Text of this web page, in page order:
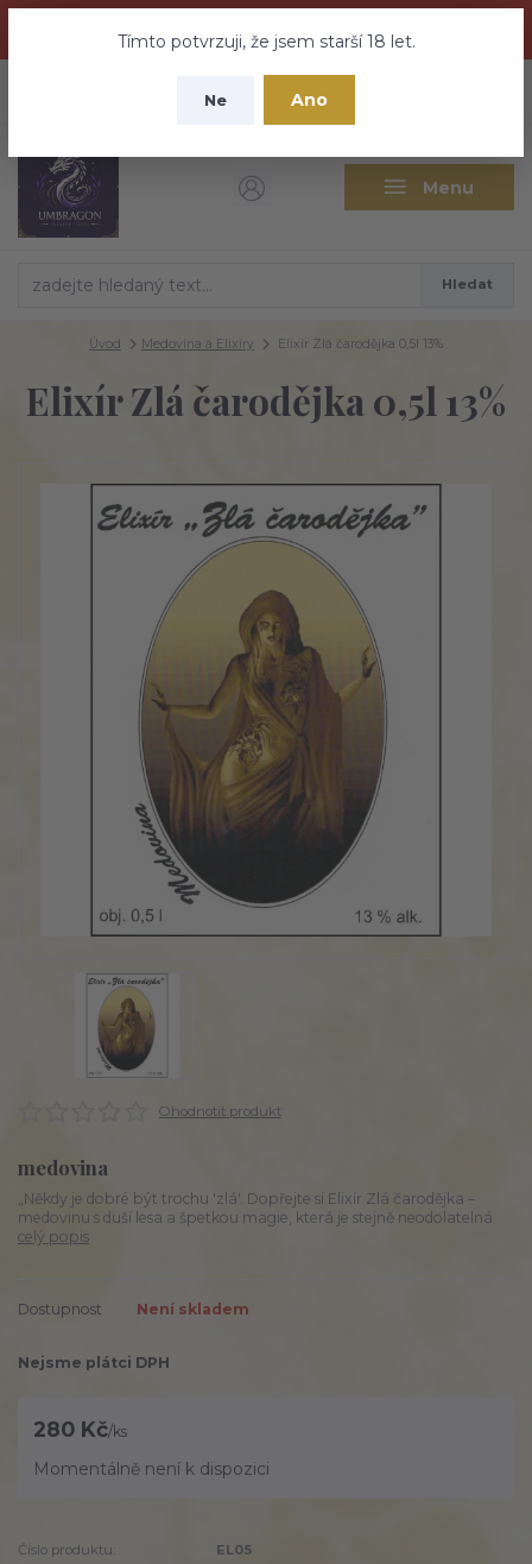
nebuďte vyděšeni zde najdete vše a ještě mnohem víc
Tímto potvrzuji, že jsem starší 18 let.
Ne Ano
Menu
CZK
Hledat
Úvod Medovina a Elixíry Elixír Zlá čarodějka 0,5l 13%
Elixír Zlá čarodějka 0,5l 13%
Ohodnotit produkt
medovina
„Někdy je dobré být trochu 'zlá'. Dopřejte si Elixír Zlá čarodějka –
medovinu s duší lesa a špetkou magie, která je stejně neodolatelná
celý popis
Dostupnost Není skladem
Nejsme plátci DPH
280 Kč/ks
Momentálně není k dispozici
Číslo produktu:
EL05